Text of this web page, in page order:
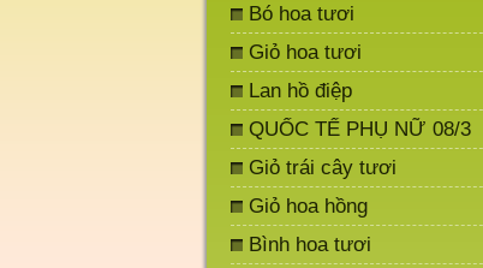
Bó hoa tươi
Giỏ hoa tươi
Lan hồ điệp
QUỐC TẾ PHỤ NỮ 08/3
Giỏ trái cây tươi
Giỏ hoa hồng
Bình hoa tươi